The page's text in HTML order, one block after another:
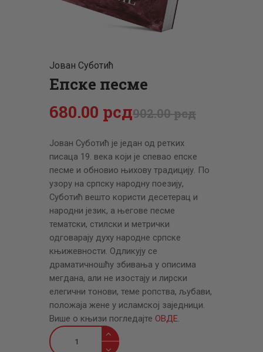
ЦЕНОВНИК
Јован Суботић
Епске песме
902.00рсд
680.00 рсд
Јован Суботић је један од ретких
писаца 19. века који је спевао епске
песме и обновио њихову традицију. По
узору на српску народну поезију,
Суботић вешто користи десетерац и
народни језик, а његове песме
тематски, стилски и метрички
одговарају духу народне српске
књижевности. Одликују се
драматичношћу збивања у описима
мегдана, али не изостају и лирски
елегични тонови, теме ропства, љубави,
положаја жене у исламској заједници.
Више о књизи погледајте ОВДЕ.
Епске
песме